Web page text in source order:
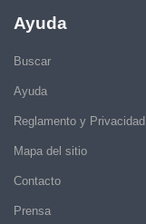
Ayuda
Buscar
Ayuda
Reglamento y Privacidad
Mapa del sitio
Contacto
Prensa